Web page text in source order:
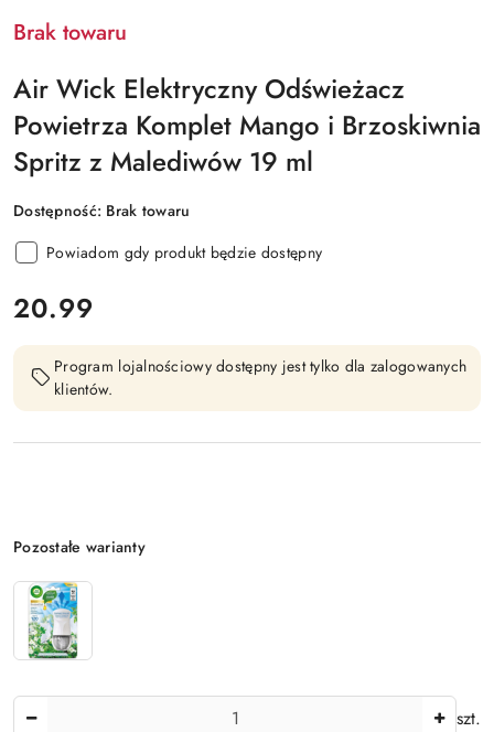
Brak towaru
Air Wick Elektryczny Odświeżacz
Powietrza Komplet Mango i Brzoskiwnia
Spritz z Malediwów 19 ml
Dostępność: Brak towaru
Powiadom gdy produkt będzie dostępny
cena:
20.99
Program lojalnościowy dostępny jest tylko dla zalogowanych
klientów.
Wariant
Pozostałe warianty
szt.